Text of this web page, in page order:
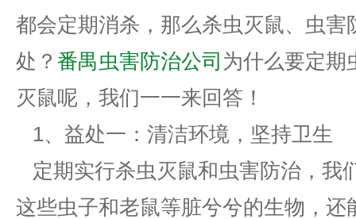
都会定期消杀，那么杀虫灭鼠、虫害
处？ 番禺虫害防治公司 为什么要定期
灭鼠呢，我们一一来回答！
1、益处一：清洁环境，坚持卫生
定期实行杀虫灭鼠和虫害防治，我
这些虫子和老鼠等脏兮兮的生物，还